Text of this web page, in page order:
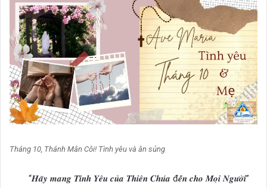
Tháng 10, Thánh Mân Côi! Tình yêu và ân sủng
“𝑯𝒂̃𝒚 𝒎𝒂𝒏𝒈 𝑻𝒊̀𝒏𝒉 𝒀𝒆̂𝒖 𝒄𝒖̉𝒂 𝑻𝒉𝒊𝒆̂𝒏 𝑪𝒉𝒖́𝒂 đ𝒆̂́𝒏 𝒄𝒉𝒐 𝑴𝒐̣𝒊 𝑵𝒈𝒖̛𝒐̛̀𝒊”